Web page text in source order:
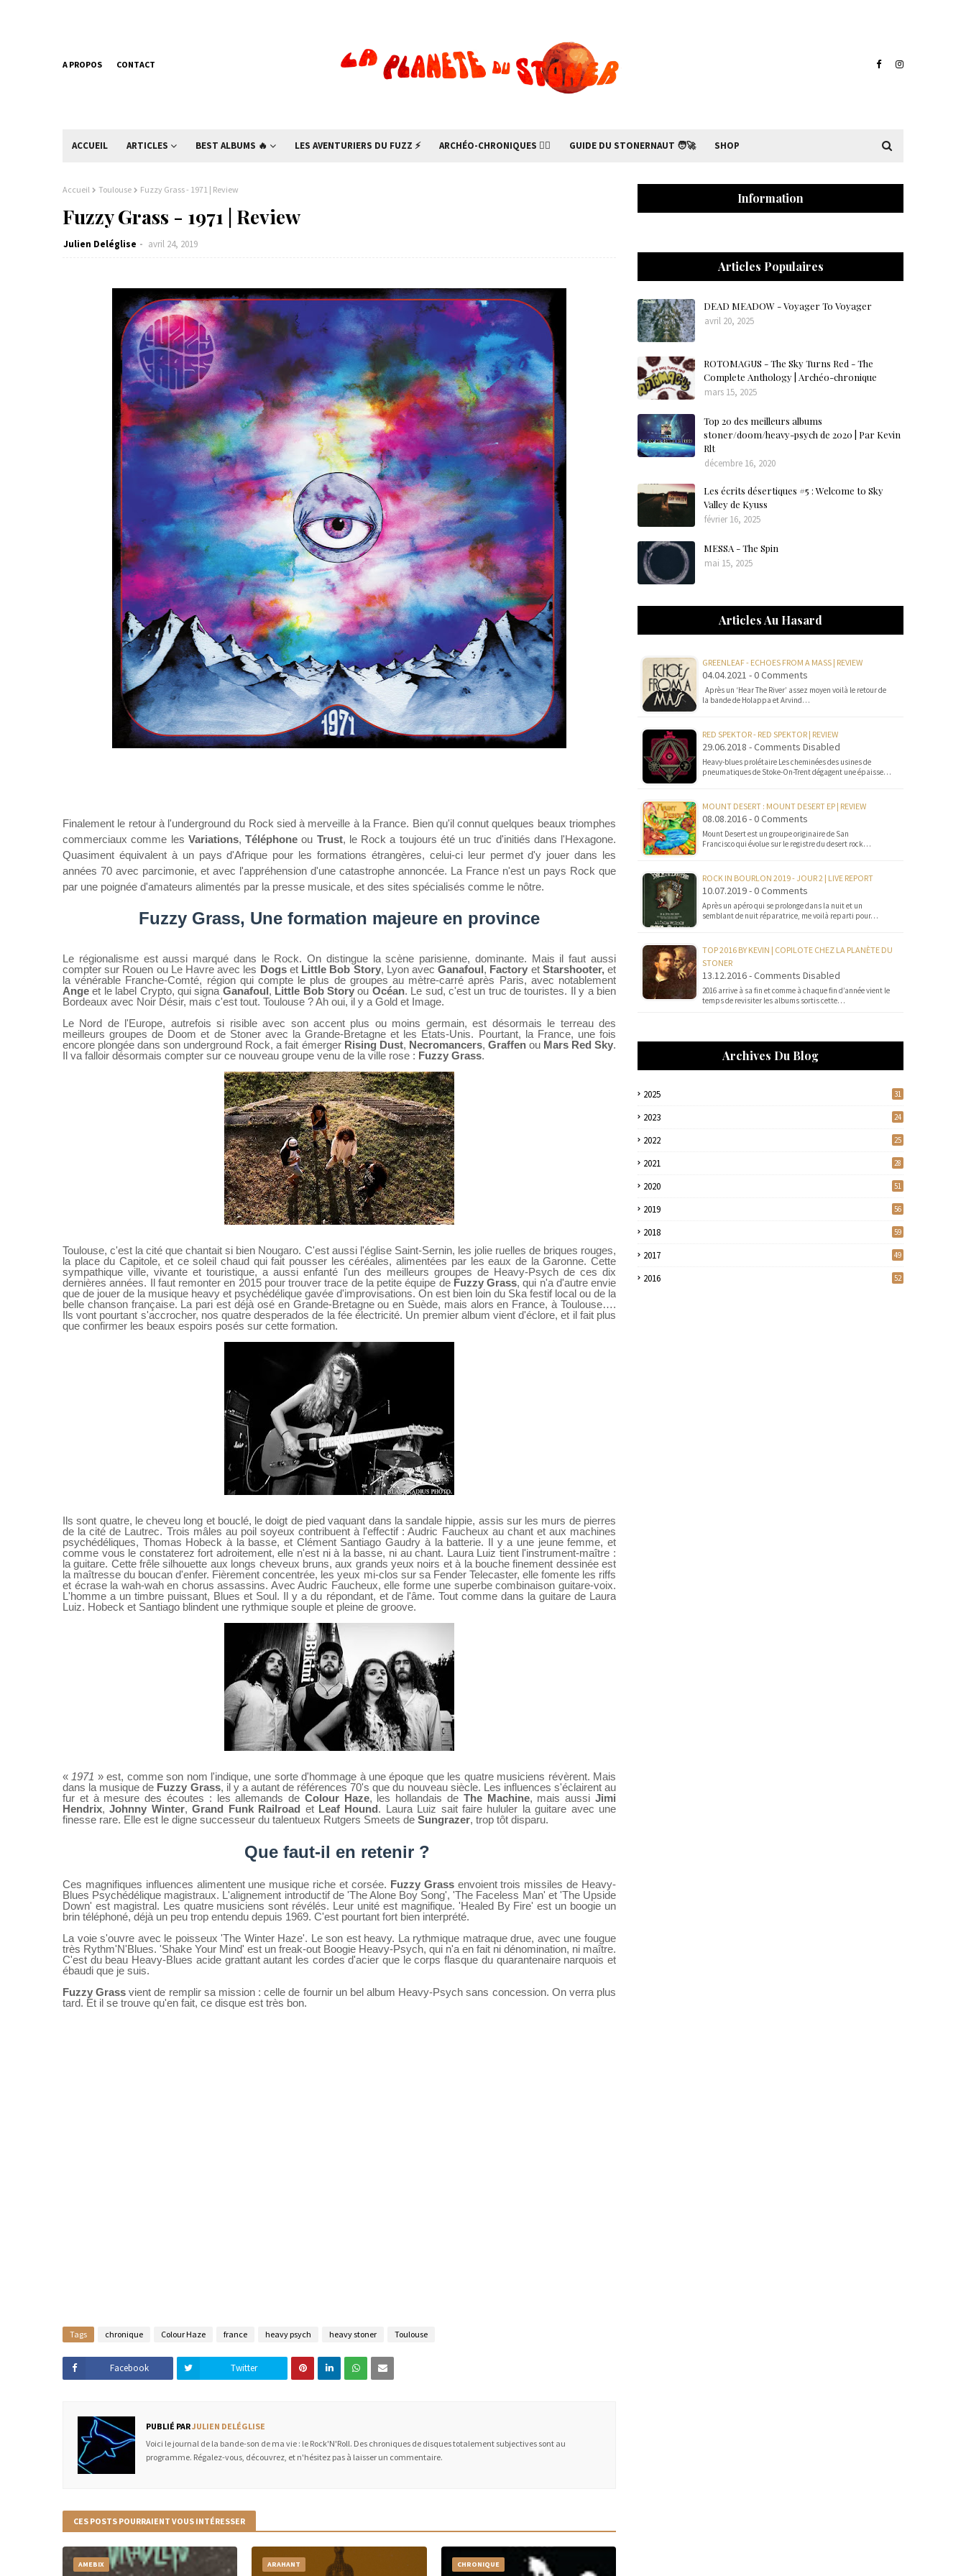
A PROPOS CONTACT
ACCUEIL ARTICLES BEST ALBUMS 🔥 LES AVENTURIERS DU FUZZ ⚡ ARCHÉO-CHRONIQUES 🧙‍♂ GUIDE DU STONERNAUT 🧑‍🚀 SHOP
Accueil Toulouse Fuzzy Grass - 1971 | Review
Fuzzy Grass - 1971 | Review
Julien Deléglise avril 24, 2019
Finalement le retour à l'underground du Rock sied à merveille à la France. Bien qu'il connut quelques beaux triomphes
commerciaux comme les Variations, Téléphone ou Trust, le Rock a toujours été un truc d'initiés dans l'Hexagone.
Quasiment équivalent à un pays d'Afrique pour les formations étrangères, celui-ci leur permet d'y jouer dans les
années 70 avec parcimonie, et avec l'appréhension d'une catastrophe annoncée. La France n'est un pays Rock que
par une poignée d'amateurs alimentés par la presse musicale, et des sites spécialisés comme le nôtre.
Fuzzy Grass, Une formation majeure en province
Le régionalisme est aussi marqué dans le Rock. On distingue la scène parisienne, dominante. Mais il faut aussi
compter sur Rouen ou Le Havre avec les Dogs etLittle Bob Story, Lyon avecGanafoul, Factory et Starshooter,et
la vénérable Franche-Comté, région qui compte le plus de groupes au mètre-carré après Paris, avec notablement
Ange et le label Crypto, qui signa Ganafoul, Little Bob Storyou Océan. Le sud, c'est un truc de touristes. Il y a bien
Bordeaux avec Noir Désir, mais c'est tout. Toulouse ? Ah oui, il y a Gold et Image.
Le Nord de l'Europe, autrefois si risible avec son accent plus ou moins germain, est désormais le terreau des
meilleurs groupes de Doom et de Stoner avec la Grande-Bretagne et les Etats-Unis. Pourtant, la France, une fois
encore plongée dans son underground Rock, a fait émerger Rising Dust, Necromancers, Graffenou Mars Red Sky.
Il va falloir désormais compter sur ce nouveau groupe venu de la ville rose : Fuzzy Grass.
Toulouse, c'est la cité que chantait si bien Nougaro. C'est aussi l'église Saint-Sernin, les jolie ruelles de briques rouges,
la place du Capitole, et ce soleil chaud qui fait pousser les céréales, alimentées par les eaux de la Garonne. Cette
sympathique ville, vivante et touristique, a aussi enfanté l'un des meilleurs groupes de Heavy-Psych de ces dix
dernières années. Il faut remonter en 2015 pour trouver trace de la petite équipe deFuzzy Grass, qui n'a d'autre envie
que de jouer de la musique heavy et psychédélique gavée d'improvisations. On est bien loin du Ska festif local ou de la
belle chanson française. La pari est déjà osé en Grande-Bretagne ou en Suède, mais alors en France, à Toulouse….
Ils vont pourtant s'accrocher, nos quatre desperados de la fée électricité. Un premier album vient d'éclore, et il fait plus
que confirmer les beaux espoirs posés sur cette formation.
Ils sont quatre, le cheveu long et bouclé, le doigt de pied vaquant dans la sandale hippie, assis sur les murs de pierres
de la cité de Lautrec. Trois mâles au poil soyeux contribuent à l'effectif : Audric Faucheux au chant et aux machines
psychédéliques, Thomas Hobeck à la basse, et Clément Santiago Gaudry à la batterie. Il y a une jeune femme, et
comme vous le constaterez fort adroitement, elle n'est ni à la basse, ni au chant. Laura Luiz tient l'instrument-maître :
la guitare. Cette frêle silhouette aux longs cheveux bruns, aux grands yeux noirs et à la bouche finement dessinée est
la maîtresse du boucan d'enfer. Fièrement concentrée, les yeux mi-clos sur sa Fender Telecaster, elle fomente les riffs
et écrase la wah-wah en chorus assassins. Avec Audric Faucheux, elle forme une superbe combinaison guitare-voix.
L'homme a un timbre puissant, Blues et Soul. Il y a du répondant, et de l'âme. Tout comme dans la guitare de Laura
Luiz. Hobeck et Santiago blindent une rythmique souple et pleine de groove.
« 1971 » est, comme son nom l'indique, une sorte d'hommage à une époque que les quatre musiciens révèrent. Mais
dans la musique de Fuzzy Grass, il y a autant de références 70's que du nouveau siècle. Les influences s'éclairent au
fur et à mesure des écoutes : les allemands de Colour Haze, les hollandais de The Machine, mais aussiJimi
Hendrix,Johnny Winter,Grand Funk Railroad etLeaf Hound. Laura Luiz sait faire hululer la guitare avec une
finesse rare. Elle est le digne successeur du talentueux Rutgers Smeets de Sungrazer, trop tôt disparu.
Que faut-il en retenir ?
Ces magnifiques influences alimentent une musique riche et corsée. Fuzzy Grassenvoient trois missiles de Heavy-
Blues Psychédélique magistraux. L'alignement introductif de 'The Alone Boy Song', 'The Faceless Man' et 'The Upside
Down' est magistral. Les quatre musiciens sont révélés. Leur unité est magnifique. 'Healed By Fire' est un boogie un
brin téléphoné, déjà un peu trop entendu depuis 1969. C'est pourtant fort bien interprété.
La voie s'ouvre avec le poisseux 'The Winter Haze'. Le son est heavy. La rythmique matraque drue, avec une fougue
très Rythm'N'Blues. 'Shake Your Mind' est un freak-out Boogie Heavy-Psych, qui n'a en fait ni dénomination, ni maître.
C'est du beau Heavy-Blues acide grattant autant les cordes d'acier que le corps flasque du quarantenaire narquois et
ébaudi que je suis.
Fuzzy Grassvient de remplir sa mission : celle de fournir un bel album Heavy-Psych sans concession. On verra plus
tard. Et il se trouve qu'en fait, ce disque est très bon.
Tags chronique Colour Haze france heavy psych heavy stoner Toulouse
Facebook Twitter
PUBLIÉ PARJULIEN DELÉGLISE
Voici le journal de la bande-son de ma vie : le Rock'N'Roll. Des chroniques de disques totalement subjectives sont au
programme. Régalez-vous, découvrez, et n'hésitez pas à laisser un commentaire.
CES POSTS POURRAIENT VOUS INTÉRESSER
AMEBIX ARAHANT CHRONIQUE
Information
Articles Populaires
DEAD MEADOW - Voyager To Voyager
avril 20, 2025
ROTOMAGUS - The Sky Turns Red - The
Complete Anthology | Archéo-chronique
mars 15, 2025
Top 20 des meilleurs albums
stoner/doom/heavy-psych de 2020 | Par Kevin
Rlt
décembre 16, 2020
Les écrits désertiques #5 : Welcome to Sky
Valley de Kyuss
février 16, 2025
MESSA - The Spin
mai 15, 2025
Articles Au Hasard
GREENLEAF - ECHOES FROM A MASS | REVIEW
04.04.2021 - 0 Comments
Après un ‘Hear The River’ assez moyen voilà le retour de
la bande de Holappa et Arvind…
RED SPEKTOR - RED SPEKTOR | REVIEW
29.06.2018 - Comments Disabled
Heavy-blues prolétaire Les cheminées des usines de
pneumatiques de Stoke-On-Trent dégagent une épaisse…
MOUNT DESERT : MOUNT DESERT EP | REVIEW
08.08.2016 - 0 Comments
Mount Desert est un groupe originaire de San
Francisco qui évolue sur le registre du desert rock…
ROCK IN BOURLON 2019 - JOUR 2 | LIVE REPORT
10.07.2019 - 0 Comments
Après un apéro qui se prolonge dans la nuit et un
semblant de nuit réparatrice, me voilà reparti pour…
TOP 2016 BY KEVIN | COPILOTE CHEZ LA PLANÈTE DU
STONER
13.12.2016 - Comments Disabled
2016 arrive à sa fin et comme à chaque fin d’année vient le
temps de revisiter les albums sortis cette…
Archives Du Blog
2025 31
2023 24
2022 25
2021 28
2020 51
2019 56
2018 59
2017 49
2016 52